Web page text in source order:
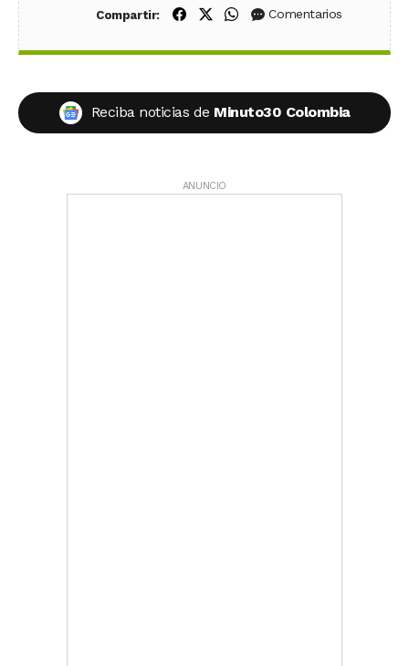
Compartir: Compartir en Facebook
Compartir en X (Twitter)
Compartir en WhatsApp
Comentarios
Reciba noticias de Minuto30 Colombia
ANUNCIO